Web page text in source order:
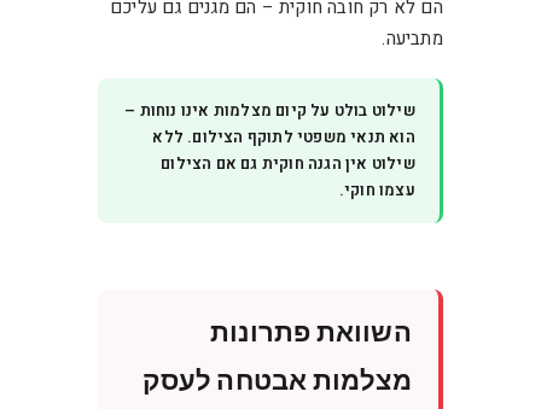
הם לא רק חובה חוקית – הם מגנים גם עליכם
מתביעה.
שילוט בולט על קיום מצלמות אינו נוחות –
הוא תנאי משפטי לתוקף הצילום. ללא
שילוט אין הגנה חוקית גם אם הצילום
עצמו חוקי.
השוואת פתרונות
מצלמות אבטחה לעסק